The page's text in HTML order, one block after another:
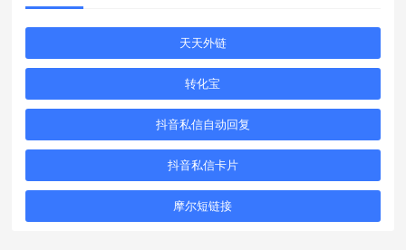
天天外链
转化宝
抖音私信自动回复
抖音私信卡片
摩尔短链接